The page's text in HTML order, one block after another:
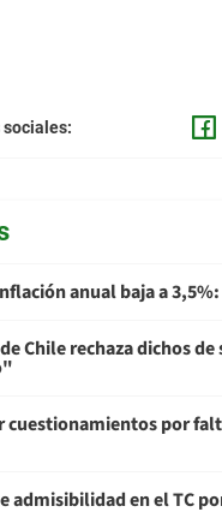
sociales:
anual baja a
Chile rechaza dichos
por
admisibilidad en el TC